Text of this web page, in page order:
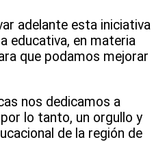
adelante esta iniciativa
educativa, en materia
que podamos mejorar
nos dedicamos a
lo tanto, un orgullo y
de la región de